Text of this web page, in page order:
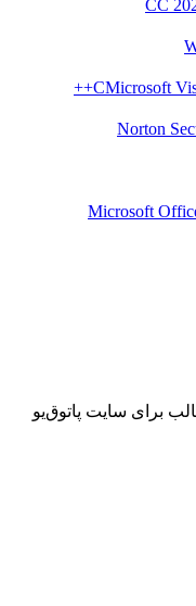
Microsoft
Norton
برای سایت پاتوق‌یو